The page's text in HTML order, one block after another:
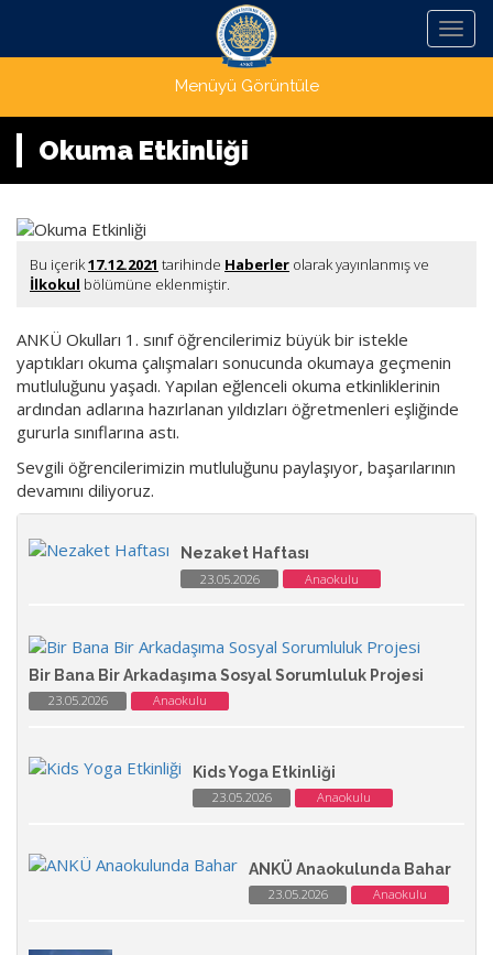
Menü
Menüyü Görüntüle
Okuma Etkinliği
Bu içerik17.12.2021 tarihinde Haberler olarak yayınlanmış ve
İlkokul bölümüne eklenmiştir.
ANKÜ Okulları 1. sınıf öğrencilerimiz büyük bir istekle
yaptıkları okuma çalışmaları sonucunda okumaya geçmenin
mutluluğunu yaşadı. Yapılan eğlenceli okuma etkinliklerinin
ardından adlarına hazırlanan yıldızları öğretmenleri eşliğinde
gururla sınıflarına astı.
Sevgili öğrencilerimizin mutluluğunu paylaşıyor, başarılarının
devamını diliyoruz.
Nezaket Haftası
23.05.2026 Anaokulu
Bir Bana Bir Arkadaşıma Sosyal Sorumluluk Projesi
23.05.2026 Anaokulu
Kids Yoga Etkinliği
23.05.2026 Anaokulu
ANKÜ Anaokulunda Bahar
23.05.2026 Anaokulu